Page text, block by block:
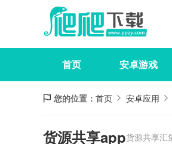
首页 安卓游戏
您的位置： 首页 安卓应用
货源共享app货源共享汇